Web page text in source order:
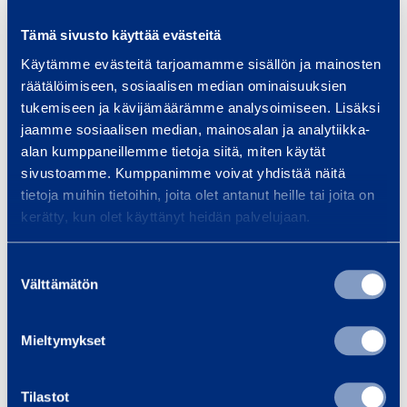
Tämä sivusto käyttää evästeitä
Käytämme evästeitä tarjoamamme sisällön ja mainosten
räätälöimiseen, sosiaalisen median ominaisuuksien
tukemiseen ja kävijämäärämme analysoimiseen. Lisäksi
jaamme sosiaalisen median, mainosalan ja analytiikka-
alan kumppaneillemme tietoja siitä, miten käytät
sivustoamme. Kumppanimme voivat yhdistää näitä
tietoja muihin tietoihin, joita olet antanut heille tai joita on
kerätty, kun olet käyttänyt heidän palvelujaan.
valinta
Välttämätön
Mieltymykset
Tilastot
7.–9.8.2025
Ramirentin toimittama kalusto
Henkilönostimet, alumiinitelineet, suoja-
aitoja, sähkökalustoa, putoamissuojaus